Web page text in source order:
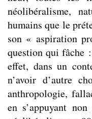
néolibéralisme,
humains que le
son « aspiration
question qui fâche
effet, dans un
n’avoir d’autre
anthropologie,
en s’appuyant